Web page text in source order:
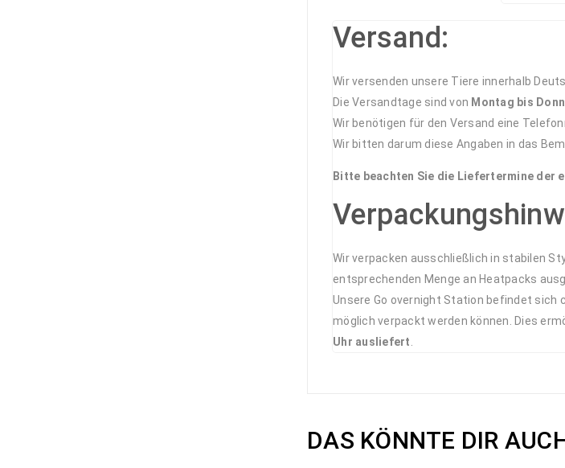
Versand:
Wir versenden unsere Tiere innerhalb
Die Versandtage sind von Montag bis
Wir benötigen für den Versand eine
Wir bitten darum diese Angaben in das
Bitte beachten Sie die Liefertermine der
Wir verpacken ausschließlich in stabilen
entsprechenden Menge an Heatpacks
Unsere Go overnight Station befindet sich
möglich verpackt werden können. Dies
Uhr ausliefert
DAS KÖNNTE DIR